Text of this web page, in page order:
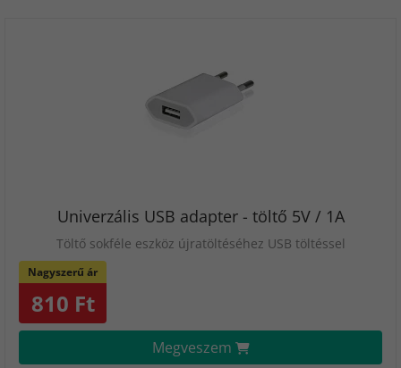
Univerzális USB adapter - töltő 5V / 1A
Töltő sokféle eszköz újratöltéséhez USB töltéssel
Nagyszerű ár
810 Ft
Megveszem